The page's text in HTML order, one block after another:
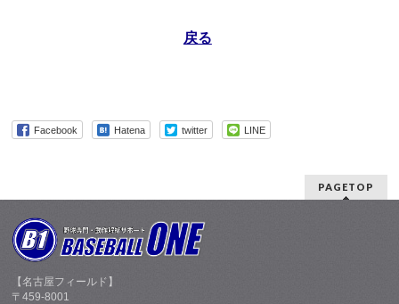
戻る
Facebook Hatena twitter LINE
PAGETOP
【名古屋フィールド】
〒459-8001